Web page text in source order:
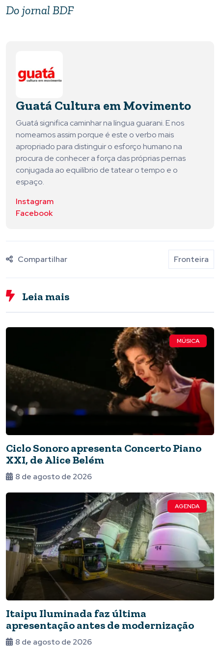
Do jornal BDF
Guatá Cultura em Movimento
Guatá significa caminhar na língua guarani. E nos
nomeamos assim porque é este o verbo mais
apropriado para distinguir o esforço humano na
procura de conhecer a força das próprias pernas
conjugada ao equilíbrio de tatear o tempo e o
espaço.
Instagram
Facebook
Compartilhar Fronteira
Leia mais
MÚSICA
Ciclo Sonoro apresenta Concerto Piano
XXI, de Alice Belém
8 de agosto de 2026
AGENDA
Itaipu Iluminada faz última
apresentação antes de modernização
8 de agosto de 2026